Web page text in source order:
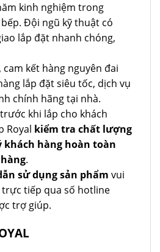
kinh nghiệm trong
Đội ngũ kỹ thuật có
lắp đặt nhanh chóng,
cam kết hàng nguyên đai
lắp đặt siêu tốc, dịch vụ
chính hãng tại nhà.
khi lắp cho khách
Royal kiểm tra chất lượng
hàng hoàn toàn
.
sử dụng sản phẩm vui
tiếp qua số hotline
trợ giúp.